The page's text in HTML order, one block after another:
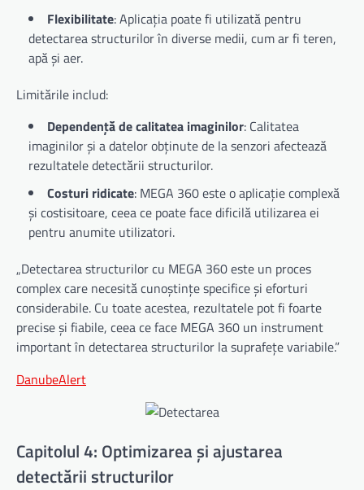
Flexibilitate: Aplicația poate fi utilizată pentru
detectarea structurilor în diverse medii, cum ar fi teren,
apă și aer.
Limitările includ:
Dependență de calitatea imaginilor: Calitatea
imaginilor și a datelor obținute de la senzori afectează
rezultatele detectării structurilor.
Costuri ridicate: MEGA 360 este o aplicație complexă
și costisitoare, ceea ce poate face dificilă utilizarea ei
pentru anumite utilizatori.
„Detectarea structurilor cu MEGA 360 este un proces
complex care necesită cunoștințe specifice și eforturi
considerabile. Cu toate acestea, rezultatele pot fi foarte
precise și fiabile, ceea ce face MEGA 360 un instrument
important în detectarea structurilor la suprafețe variabile.”
DanubeAlert
Capitolul 4: Optimizarea și ajustarea
detectării structurilor